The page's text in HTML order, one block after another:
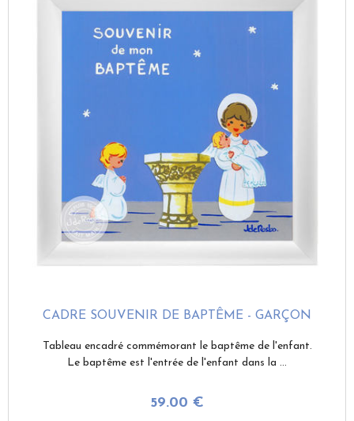
CADRE SOUVENIR DE BAPTÊME - GARÇON
59.00 €
Tableau encadré commémorant le baptême de l'enfant.
Le baptême est l'entrée de l'enfant dans la ...